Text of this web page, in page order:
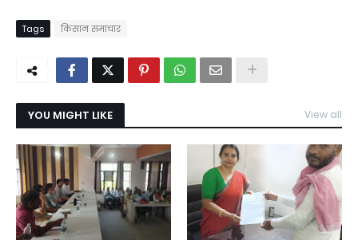
Tags किसान समाचार
YOU MIGHT LIKE View all